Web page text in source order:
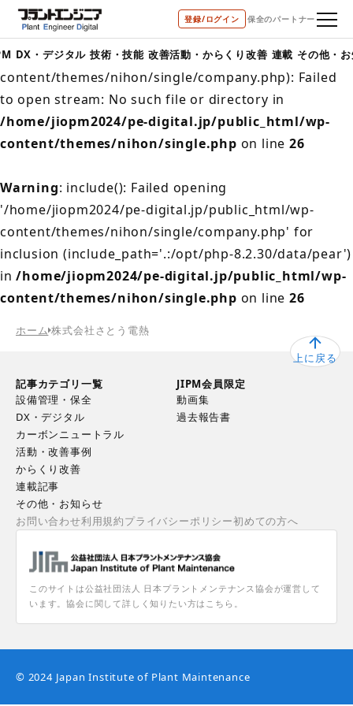
登録/ログイン 保全のパートナー
DX・デジタル 技術・技能 改善活動・からくり改善 連載 その他・
Warning: include(/home/jiopm2024/pe-
digital.jp/public_html/wp-
content/themes/nihon/single/company.php): Failed
to open stream: No such file or directory in
/home/jiopm2024/pe-digital.jp/public_html/wp-
content/themes/nihon/single.php on line26
Warning: include(): Failed opening
'/home/jiopm2024/pe-digital.jp/public_html/wp-
content/themes/nihon/single/company.php' for
inclusion (include_path='.:/opt/php-8.2.30/data/pear')
in/home/jiopm2024/pe-digital.jp/public_html/wp-
content/themes/nihon/single.php on line26
ホーム 株式会社さとう電熱
上に戻る
このサイトは公益社団法人 日本プラントメンテナンス協会が運営して
います。協会に関して詳しく知りたい方はこちら。
記事カテゴリ一覧
設備管理・保全
DX・デジタル
カーボンニュートラル
活動・改善事例
からくり改善
連載記事
その他・お知らせ
JIPM会員限定
動画集
過去報告書
お問い合わせ利用規約プライバシーポリシー初めての方へ
© 2024 Japan Institute of Plant Maintenance